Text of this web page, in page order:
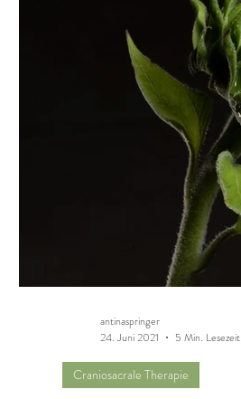
Craniosacrale Therapie
antinaspringer
24. Juni 2021
5 Min. Lesezeit